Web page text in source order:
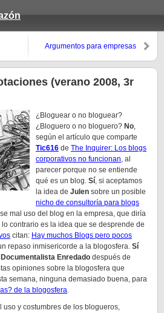
Argumentos para empresas
(verano 2008, 3r
¿Bloguear o no bloguear?
¿Bloguero o no bloguero? No,
según el artículo que comparte
Tic616 de The Inquirer: Los blogs
corporativos no funcionan, al
parecer porque no se entiende
qué es un blog. Sí, si aceptamos
la idea de Julen sobre un posible
nicho de consultoría para blogs
mal uso del blog en la empresa, que diría
contrario es la idea que se desprende de
citan: Hay muchos Blogs pero pocos
repaso inmisericorde a la blogosfera. Sí
Documentalista Enredado después de
opiniones sobre la blogosfera que
semana, ninguna demasiado buena, para
de la blogosfera.
uso y costumbres de los blogueros,